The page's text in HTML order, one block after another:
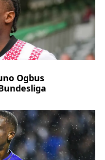
Ogbus